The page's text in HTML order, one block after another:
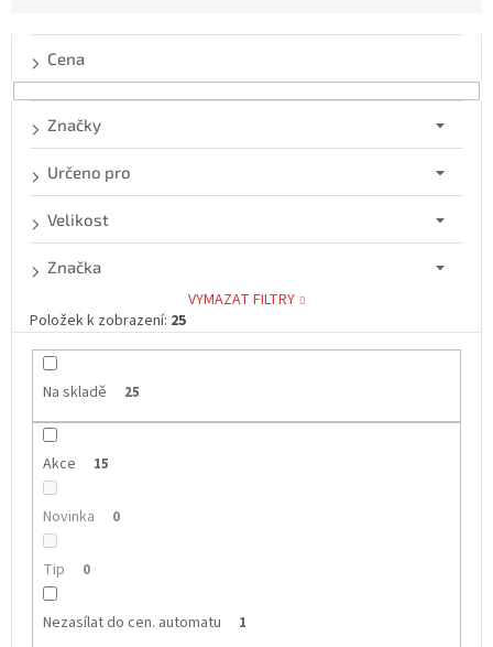
o
Cena
Na skladě 25
Akce 15
Novinka 0
Tip 0
Nezasílat do cen. automatu 1
Značky
Určeno pro
Velikost
Značka
VYMAZAT FILTRY
Položek k zobrazení: 25